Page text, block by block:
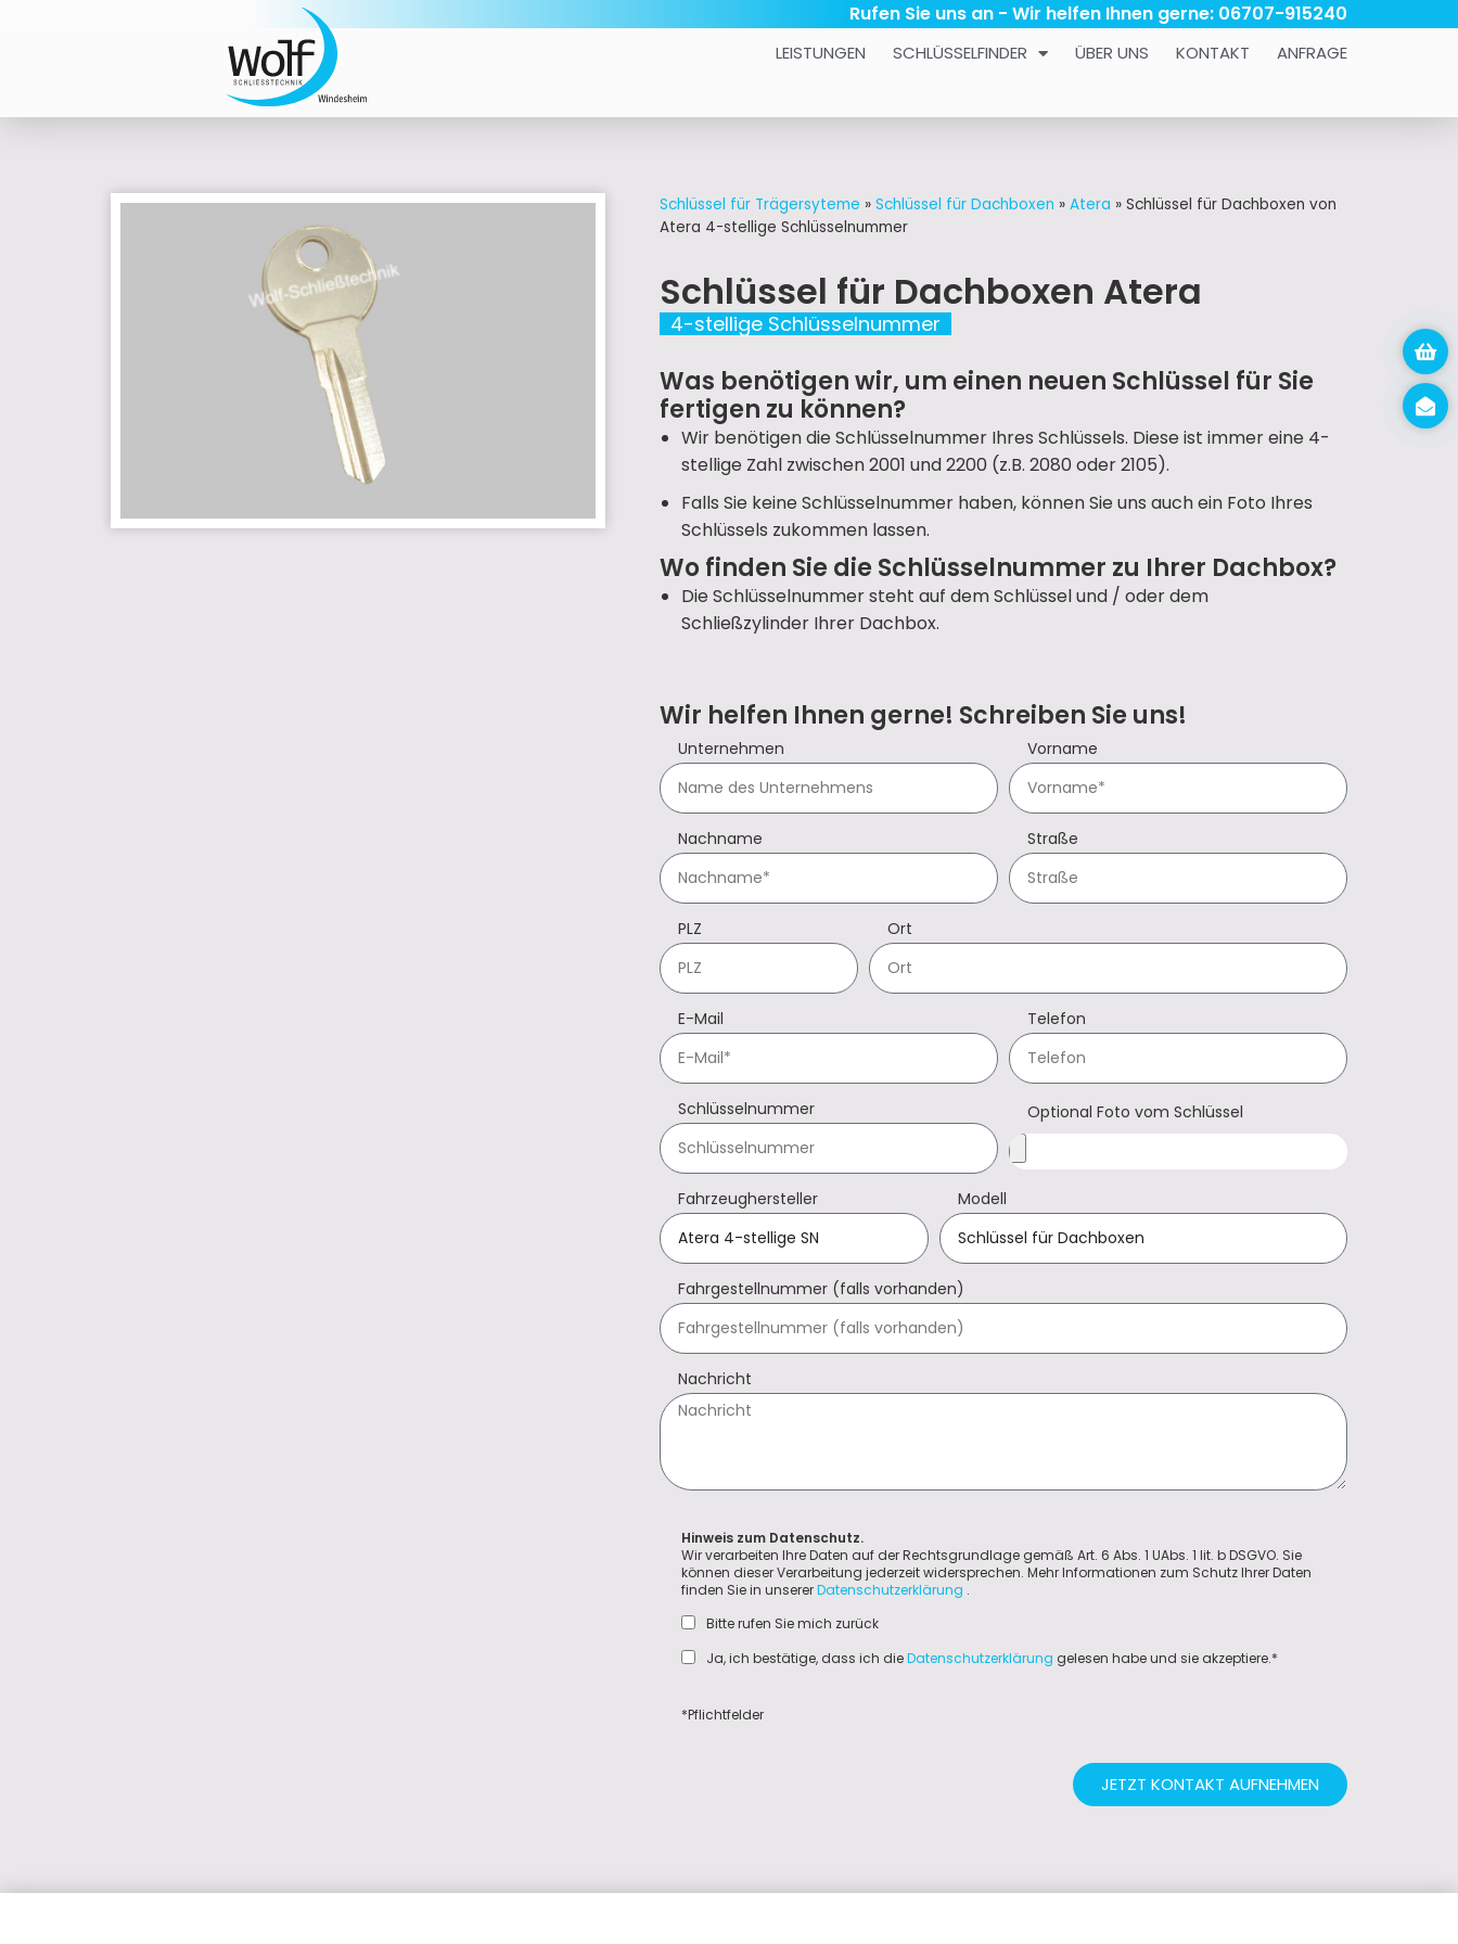
Rufen Sie uns an - Wir helfen Ihnen gerne: 06707-915240
LEISTUNGEN SCHLÜSSELFINDER ÜBER UNS KONTAKT ANFRAGE
Schlüssel für Trägersyteme » Schlüssel für Dachboxen » Atera » Schlüssel für Dachboxen von
Atera 4-stellige Schlüsselnummer
Schlüssel für Dachboxen Atera
4-stellige Schlüsselnummer
Was benötigen wir, um einen neuen Schlüssel für Sie
fertigen zu können?
Wir benötigen die Schlüsselnummer Ihres Schlüssels. Diese ist immer eine 4-
stellige Zahl zwischen 2001 und 2200 (z.B. 2080 oder 2105).
Falls Sie keine Schlüsselnummer haben, können Sie uns auch ein Foto Ihres
Schlüssels zukommen lassen.
Wo finden Sie die Schlüsselnummer zu Ihrer Dachbox?
Die Schlüsselnummer steht auf dem Schlüssel und / oder dem
Schließzylinder Ihrer Dachbox.
Wir helfen Ihnen gerne! Schreiben Sie uns!
Unternehmen Vorname
Nachname Straße
PLZ Ort
E-Mail Telefon
Schlüsselnummer Optional Foto vom Schlüssel
Fahrzeughersteller Modell
Fahrgestellnummer (falls vorhanden)
Nachricht
Hinweis zum Datenschutz.
Wir verarbeiten Ihre Daten auf der Rechtsgrundlage gemäß Art. 6 Abs. 1 UAbs. 1 lit. b DSGVO. Sie
können dieser Verarbeitung jederzeit widersprechen. Mehr Informationen zum Schutz Ihrer Daten
finden Sie in unsererDatenschutzerklärung .
Bitte rufen Sie mich zurück
Ja, ich bestätige, dass ich dieDatenschutzerklärung gelesen habe und sie akzeptiere.*
*Pflichtfelder
JETZT KONTAKT AUFNEHMEN